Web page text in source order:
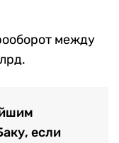
между
если